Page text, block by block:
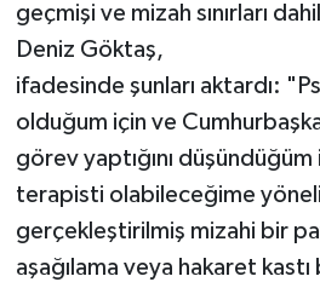
geçmişi ve mizah sınırları
Deniz Göktaş,
ifadesinde şunları aktardı:
olduğum için ve
görev yaptığını
terapisti olabileceğime
gerçekleştirilmiş mizahi bir
aşağılama veya hakaret